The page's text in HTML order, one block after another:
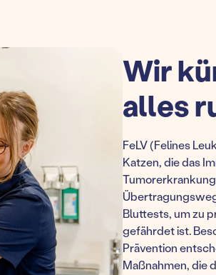
Wir
alles
FeLV (Felines
Katzen, die das
Bluttests, um zu
gefährdet ist.
Prävention
Maßnahmen, die